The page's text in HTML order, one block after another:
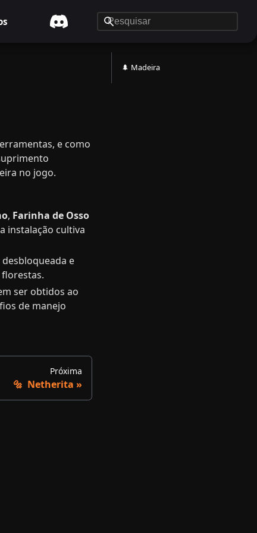
e como
no jogo.
, Farinha de Osso
instalação cultiva
e
ser obtidos ao
de manejo
Próxima
🔩 ​ Netherita
🌲 Madeira